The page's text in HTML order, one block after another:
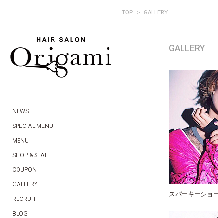
TOP GALLERY
NEWS
SPECIAL MENU
MENU
SHOP & STAFF
COUPON
GALLERY
RECRUIT
BLOG
GALLERY
スパーキーショ